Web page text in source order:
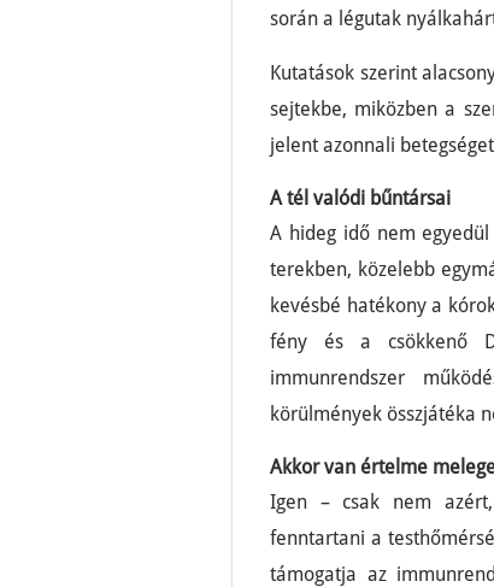
során a légutak
Kutatások szerint
sejtekbe, miközben a
jelent azonnali
A tél valódi bűntársai
A hideg idő nem
terekben, közelebb
kevésbé hatékony a
fény és a csökkenő
immunrendszer
körülmények összjátéka
Akkor van értelme
Igen – csak nem
fenntartani a
támogatja az